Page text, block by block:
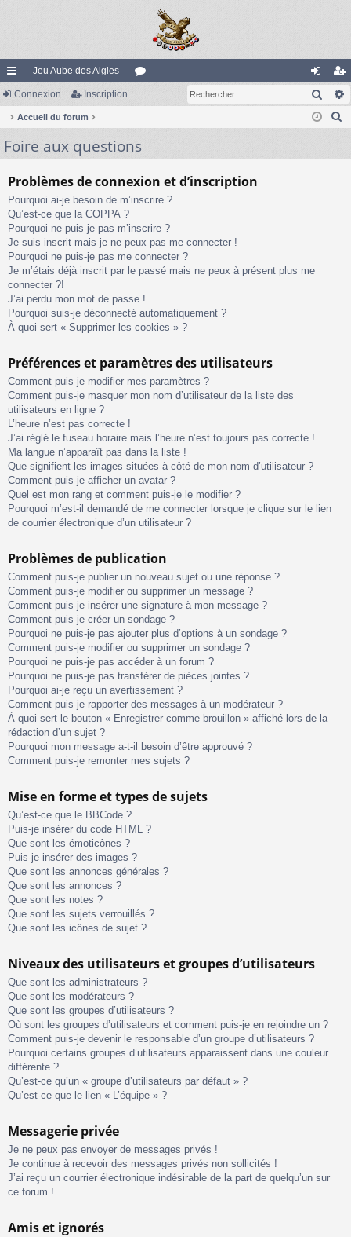
ac
co
ur
s
Jeu Aube des Aigles
m
on
ne
ns
cri
Connexion Inscription
Accueil du forum
Foire aux questions
Problèmes de connexion et d’inscription
Pourquoi ai-je besoin de m’inscrire ?
Qu’est-ce que la COPPA ?
Pourquoi ne puis-je pas m’inscrire ?
Je suis inscrit mais je ne peux pas me connecter !
Pourquoi ne puis-je pas me connecter ?
Je m’étais déjà inscrit par le passé mais ne peux à présent plus me
connecter ?!
J’ai perdu mon mot de passe !
Pourquoi suis-je déconnecté automatiquement ?
À quoi sert « Supprimer les cookies » ?
Préférences et paramètres des utilisateurs
Comment puis-je modifier mes paramètres ?
Comment puis-je masquer mon nom d’utilisateur de la liste des
utilisateurs en ligne ?
L’heure n’est pas correcte !
J’ai réglé le fuseau horaire mais l’heure n’est toujours pas correcte !
Ma langue n’apparaît pas dans la liste !
Que signifient les images situées à côté de mon nom d’utilisateur ?
Comment puis-je afficher un avatar ?
Quel est mon rang et comment puis-je le modifier ?
Pourquoi m’est-il demandé de me connecter lorsque je clique sur le lien
de courrier électronique d’un utilisateur ?
Problèmes de publication
Comment puis-je publier un nouveau sujet ou une réponse ?
Comment puis-je modifier ou supprimer un message ?
Comment puis-je insérer une signature à mon message ?
Comment puis-je créer un sondage ?
Pourquoi ne puis-je pas ajouter plus d’options à un sondage ?
Comment puis-je modifier ou supprimer un sondage ?
Pourquoi ne puis-je pas accéder à un forum ?
Pourquoi ne puis-je pas transférer de pièces jointes ?
Pourquoi ai-je reçu un avertissement ?
Comment puis-je rapporter des messages à un modérateur ?
À quoi sert le bouton « Enregistrer comme brouillon » affiché lors de la
rédaction d’un sujet ?
Pourquoi mon message a-t-il besoin d’être approuvé ?
Comment puis-je remonter mes sujets ?
Mise en forme et types de sujets
Qu’est-ce que le BBCode ?
Puis-je insérer du code HTML ?
Que sont les émoticônes ?
Puis-je insérer des images ?
Que sont les annonces générales ?
Que sont les annonces ?
Que sont les notes ?
Que sont les sujets verrouillés ?
Que sont les icônes de sujet ?
Niveaux des utilisateurs et groupes d’utilisateurs
Que sont les administrateurs ?
Que sont les modérateurs ?
Que sont les groupes d’utilisateurs ?
Où sont les groupes d’utilisateurs et comment puis-je en rejoindre un ?
Comment puis-je devenir le responsable d’un groupe d’utilisateurs ?
Pourquoi certains groupes d’utilisateurs apparaissent dans une couleur
différente ?
Qu’est-ce qu’un « groupe d’utilisateurs par défaut » ?
Qu’est-ce que le lien « L’équipe » ?
Messagerie privée
Je ne peux pas envoyer de messages privés !
Je continue à recevoir des messages privés non sollicités !
J’ai reçu un courrier électronique indésirable de la part de quelqu’un sur
ce forum !
Amis et ignorés